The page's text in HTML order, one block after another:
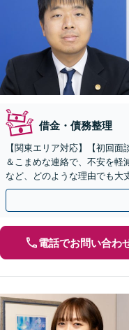
借金・債務整理
【関東エリア対応】【初回
＆こまめな連絡で、不安を軽
など、どのような理由でも大
ーな解決を目指します【法テ
電話でお問い合わ